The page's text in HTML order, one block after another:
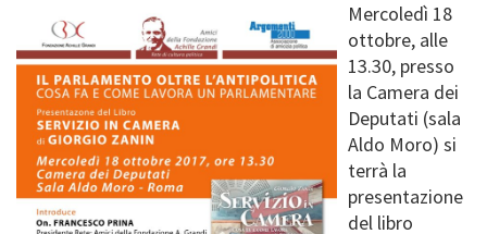
Mercoledì 18
ottobre, alle
13.30, presso
la Camera dei
Deputati (sala
Aldo Moro) si
terrà la
presentazione
del libro